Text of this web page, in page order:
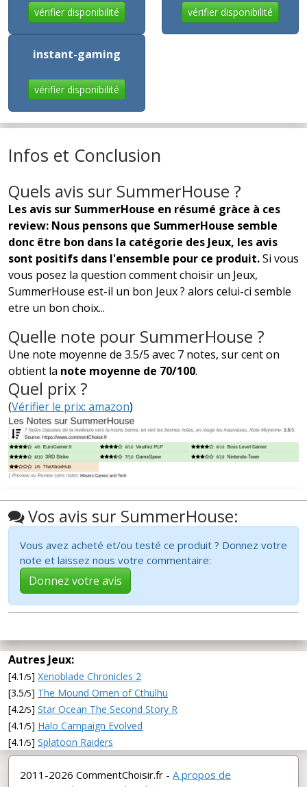
vérifier disponibilité vérifier disponibilité
instant-gaming
vérifier disponibilité
Infos et Conclusion
Quels avis sur SummerHouse ?
Les avis sur SummerHouse en résumé gràce à ces
review: Nous pensons que SummerHouse semble
donc être bon dans la catégorie des Jeux, les avis
sont positifs dans l'ensemble pour ce produit.Si vous
vous posez la question comment choisir un Jeux,
SummerHouse est-il un bon Jeux ? alors celui-ci semble
etre un bon choix...
Quelle note pour SummerHouse ?
Une note moyenne de 3.5/5 avec 7 notes, sur cent on
obtient la note moyenne de 70/100.
Quel prix ?
(Vérifier le prix: amazon)
Vos avis sur SummerHouse:
Vous avez acheté et/ou testé ce produit ? Donnez votre
note et laissez nous votre commentaire:
Donnez votre avis
Autres Jeux:
[4.1/5] Xenoblade Chronicles 2
[3.5/5] The Mound Omen of Cthulhu
[4.2/5] Star Ocean The Second Story R
[4.1/5] Halo Campaign Evolved
[4.1/5] Splatoon Raiders
2011-2026 CommentChoisir.fr - A propos de